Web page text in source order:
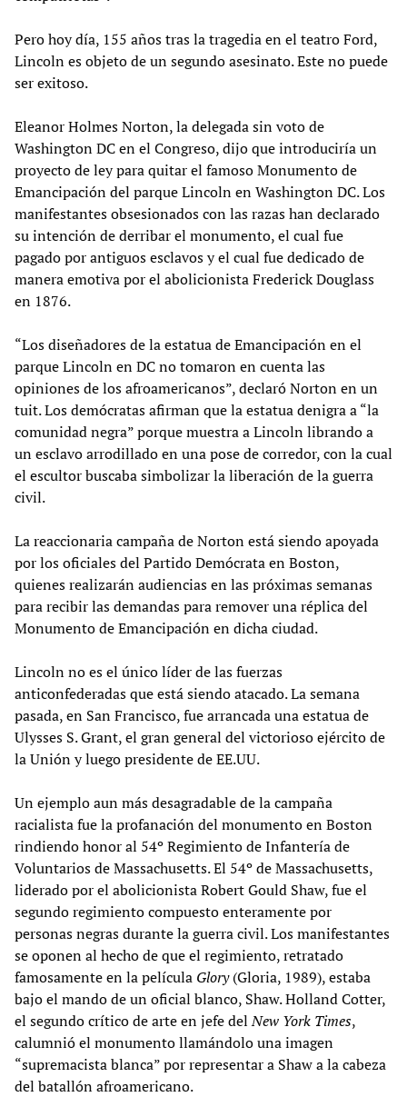
Pero hoy día, 155 años tras la tragedia en el teatro Ford,
Lincoln es objeto de un segundo asesinato. Este no puede
ser exitoso.
Eleanor Holmes Norton, la delegada sin voto de
Washington DC en el Congreso, dijo que introduciría un
proyecto de ley para quitar el famoso Monumento de
Emancipación del parque Lincoln en Washington DC. Los
manifestantes obsesionados con las razas han declarado
su intención de derribar el monumento, el cual fue
pagado por antiguos esclavos y el cual fue dedicado de
manera emotiva por el abolicionista Frederick Douglass
en 1876.
“Los diseñadores de la estatua de Emancipación en el
parque Lincoln en DC no tomaron en cuenta las
opiniones de los afroamericanos”, declaró Norton en un
tuit. Los demócratas afirman que la estatua denigra a “la
comunidad negra” porque muestra a Lincoln librando a
un esclavo arrodillado en una pose de corredor, con la cual
el escultor buscaba simbolizar la liberación de la guerra
civil.
La reaccionaria campaña de Norton está siendo apoyada
por los oficiales del Partido Demócrata en Boston,
quienes realizarán audiencias en las próximas semanas
para recibir las demandas para remover una réplica del
Monumento de Emancipación en dicha ciudad.
Lincoln no es el único líder de las fuerzas
anticonfederadas que está siendo atacado. La semana
pasada, en San Francisco, fue arrancada una estatua de
Ulysses S. Grant, el gran general del victorioso ejército de
la Unión y luego presidente de EE.UU.
Un ejemplo aun más desagradable de la campaña
racialista fue la profanación del monumento en Boston
rindiendo honor al 54º Regimiento de Infantería de
Voluntarios de Massachusetts. El 54º de Massachusetts,
liderado por el abolicionista Robert Gould Shaw, fue el
segundo regimiento compuesto enteramente por
personas negras durante la guerra civil. Los manifestantes
se oponen al hecho de que el regimiento, retratado
famosamente en la película Glory(Gloria, 1989), estaba
bajo el mando de un oficial blanco, Shaw. Holland Cotter,
el segundo crítico de arte en jefe delNew York Times,
calumnió el monumento llamándolo una imagen
“supremacista blanca” por representar a Shaw a la cabeza
del batallón afroamericano.